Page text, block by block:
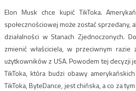
Elon Musk chce kupić TikToka.
społecznościowej może zostać sprzedany,
działalności w Stanach Zjednoczonych.
zmienić właściciela, w przeciwnym razie
użytkowników z USA. Powodem tej decyzji
TikToka, która budzi obawy
TikToka, ByteDance, jest chińska, a co za